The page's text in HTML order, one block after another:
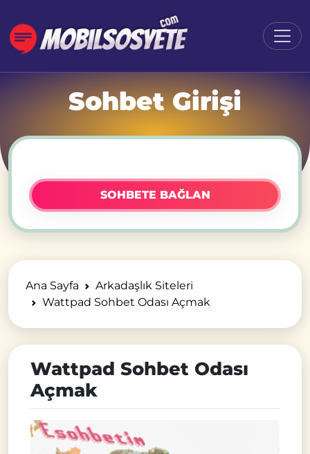
Sohbet Girişi
SOHBETE BAĞLAN
Ana Sayfa
Arkadaşlık Siteleri
Wattpad Sohbet Odası Açmak
Wattpad Sohbet Odası
Açmak